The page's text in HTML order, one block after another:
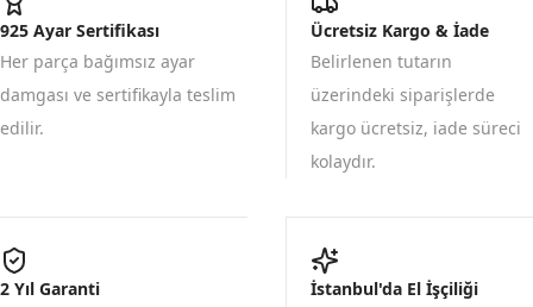
925 Ayar Sertifikası
Her parça bağımsız ayar
damgası ve sertifikayla teslim
edilir.
Ücretsiz Kargo & İade
Belirlenen tutarın
üzerindeki siparişlerde
kargo ücretsiz, iade süreci
kolaydır.
2 Yıl Garanti
İstanbul'da El İşçiliği